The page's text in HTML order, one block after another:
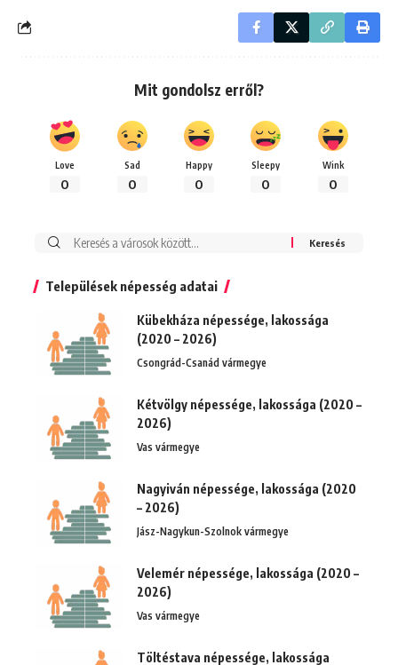
Mit gondolsz erről?
Love
0
Sad
0
Happy
0
Sleepy
0
Wink
0
Keresés:
Települések népesség adatai
Kübekháza népessége, lakossága
(2020 – 2026)
Csongrád-Csanád vármegye
Kétvölgy népessége, lakossága (2020 –
2026)
Vas vármegye
Nagyiván népessége, lakossága (2020
– 2026)
Jász-Nagykun-Szolnok vármegye
Velemér népessége, lakossága (2020 –
2026)
Vas vármegye
Töltéstava népessége, lakossága